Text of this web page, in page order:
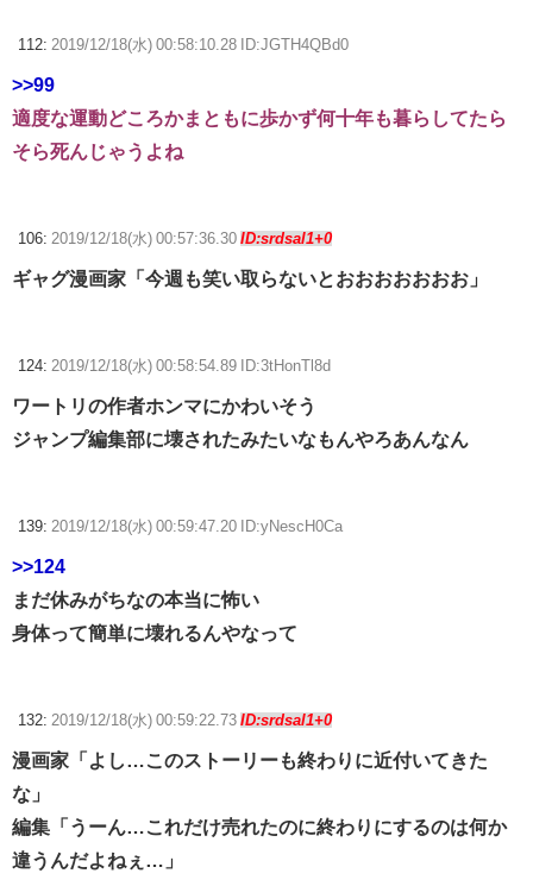
112: 2019/12/18(水) 00:58:10.28 ID:JGTH4QBd0
>>99
適度な運動どころかまともに歩かず何十年も暮らしてたら
そら死んじゃうよね
106: 2019/12/18(水) 00:57:36.30 ID:srdsal1+0
ギャグ漫画家「今週も笑い取らないとおおおおおおお」
124: 2019/12/18(水) 00:58:54.89 ID:3tHonTl8d
ワートリの作者ホンマにかわいそう
ジャンプ編集部に壊されたみたいなもんやろあんなん
139: 2019/12/18(水) 00:59:47.20 ID:yNescH0Ca
>>124
まだ休みがちなの本当に怖い
身体って簡単に壊れるんやなって
132: 2019/12/18(水) 00:59:22.73 ID:srdsal1+0
漫画家「よし…このストーリーも終わりに近付いてきた
な」
編集「うーん…これだけ売れたのに終わりにするのは何か
違うんだよねぇ…」